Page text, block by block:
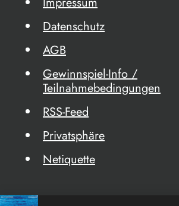
Datenschutz
AGB
Gewinnspiel-Info /
Teilnahmebedingungen
RSS-Feed
Privatsphäre
Netiquette